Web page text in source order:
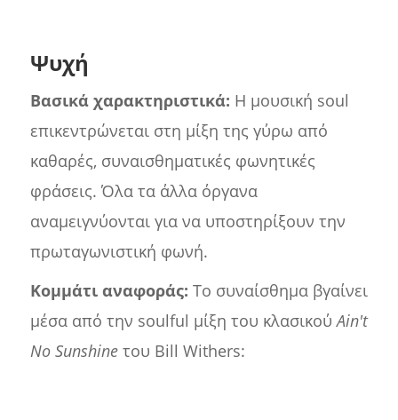
Ψυχή
Βασικά χαρακτηριστικά: Η μουσική soul
επικεντρώνεται στη μίξη της γύρω από
καθαρές, συναισθηματικές φωνητικές
φράσεις. Όλα τα άλλα όργανα
αναμειγνύονται για να υποστηρίξουν την
πρωταγωνιστική φωνή.
Κομμάτι αναφοράς: Το συναίσθημα βγαίνει
μέσα από την soulful μίξη του κλασικούAin't
No Sunshineτου Bill Withers: